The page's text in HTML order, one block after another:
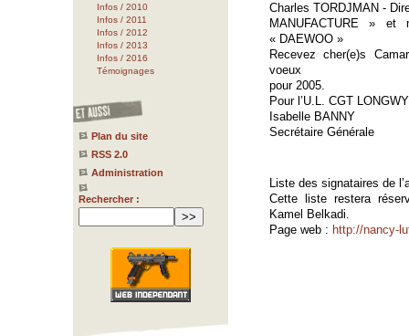
Infos / 2010
Infos / 2011
Infos / 2012
Infos / 2013
Infos / 2016
Témoignages
Plan du site
RSS 2.0
Administration
Rechercher :
Charles TORDJMAN -
MANUFACTURE »
« DAEWOO »
Recevez cher(e)s
voeux
pour 2005.
Pour l’U.L. CGT LONGWY
Isabelle BANNY
Secrétaire Générale
Liste des signataires de
Cette liste restera
Kamel Belkadi.
Page web : http://nancy-